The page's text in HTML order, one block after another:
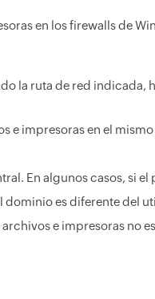
en los firewalls de
la ruta de red indicada,
e impresoras en el
En algunos casos, si
es diferente del
e impresoras no